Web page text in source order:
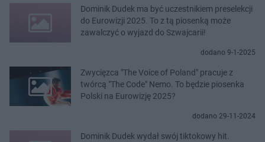
Dominik Dudek ma być uczestnikiem preselekcji
do Eurowizji 2025. To z tą piosenką może
zawalczyć o wyjazd do Szwajcarii!
dodano 9-1-2025
Zwycięzca "The Voice of Poland" pracuje z
twórcą "The Code" Nemo. To będzie piosenka
Polski na Eurowizję 2025?
dodano 29-11-2024
Dominik Dudek wydał swój tiktokowy hit.